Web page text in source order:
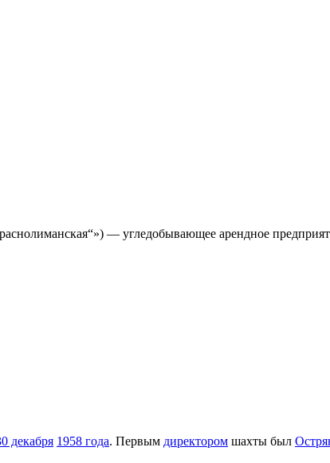
— угледобывающее арендное
декабря 1958 года. Первым директором шахты был